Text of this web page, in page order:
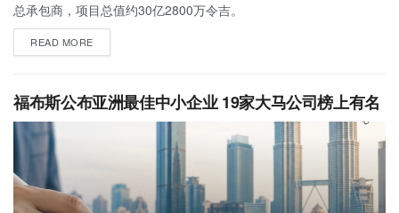
总承包商，项目总值约30亿2800万令吉。
READ MORE
福布斯公布亚洲最佳中小企业 19家大马公司榜上有名